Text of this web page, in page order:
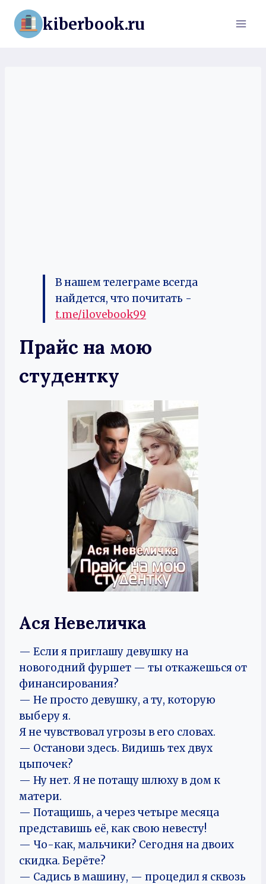
Перейти
содержимому
kiberbook.ru
В нашем телеграме всегда
найдется, что почитать -
t.me/ilovebook99
Прайс на мою
студентку
Ася Невеличка
— Если я приглашу девушку на
новогодний фуршет — ты откажешься от
финансирования?
— Не просто девушку, а ту, которую
выберу я.
Я не чувствовал угрозы в его словах.
— Останови здесь. Видишь тех двух
цыпочек?
— Ну нет. Я не потащу шлюху в дом к
матери.
— Потащишь, а через четыре месяца
представишь её, как свою невесту!
— Чо-как, мальчики? Сегодня на двоих
скидка. Берёте?
— Садись в машину, — процедил я сквозь